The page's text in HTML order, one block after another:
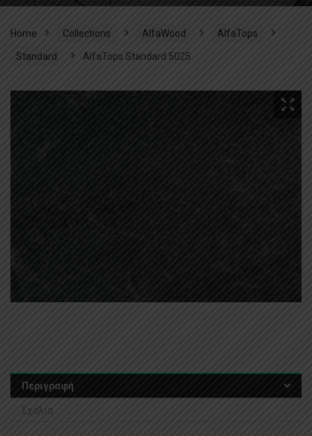
Home Collections AlfaWood AlfaTops
Standard AlfaTops Standard 5025
Περιγραφή
Σχόλια